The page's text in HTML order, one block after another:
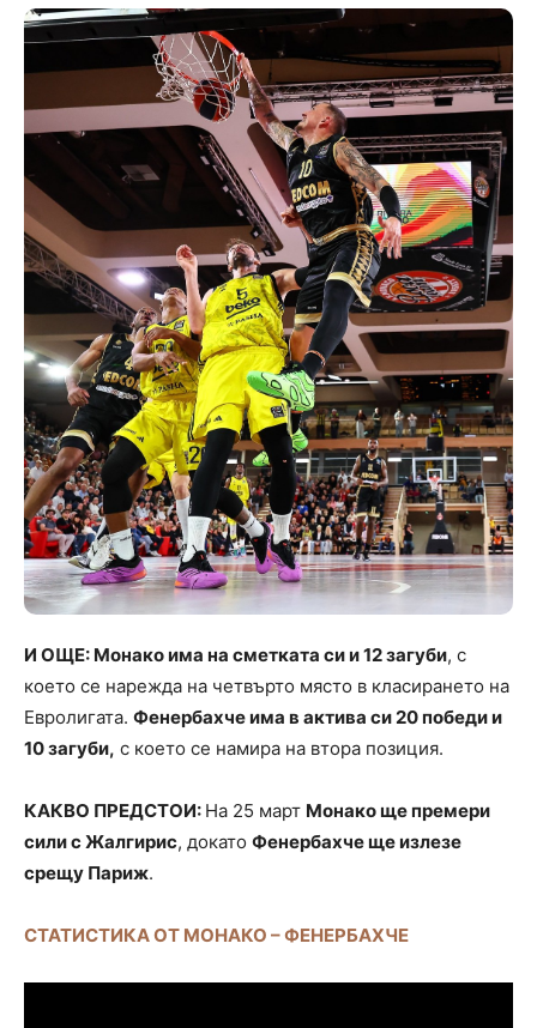
И ОЩЕ: Монако има на сметката си и 12 загуби, с
което се нарежда на четвърто място в класирането на
Евролигата. Фенербахче има в актива си 20 победи и
10 загуби, с което се намира на втора позиция.
КАКВО ПРЕДСТОИ: На 25 март Монако ще премери
сили с Жалгирис, докато Фенербахче ще излезе
срещу Париж.
СТАТИСТИКА ОТ МОНАКО – ФЕНЕРБАХЧЕ